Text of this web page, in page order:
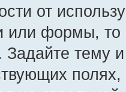
от
или формы, то
Задайте тему